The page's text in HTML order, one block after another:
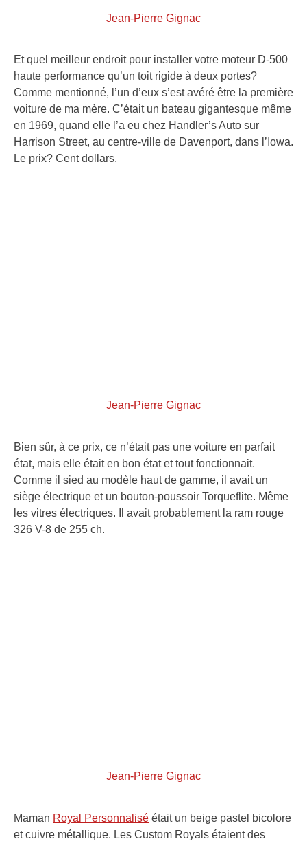
Jean-Pierre Gignac
Et quel meilleur endroit pour installer votre moteur D-500
haute performance qu’un toit rigide à deux portes?
Comme mentionné, l’un d’eux s’est avéré être la première
voiture de ma mère. C’était un bateau gigantesque même
en 1969, quand elle l’a eu chez Handler’s Auto sur
Harrison Street, au centre-ville de Davenport, dans l’Iowa.
Le prix? Cent dollars.
Jean-Pierre Gignac
Bien sûr, à ce prix, ce n’était pas une voiture en parfait
état, mais elle était en bon état et tout fonctionnait.
Comme il sied au modèle haut de gamme, il avait un
siège électrique et un bouton-poussoir Torqueflite. Même
les vitres électriques. Il avait probablement la ram rouge
326 V-8 de 255 ch.
Jean-Pierre Gignac
Maman Royal Personnalisé était un beige pastel bicolore
et cuivre métallique. Les Custom Royals étaient des